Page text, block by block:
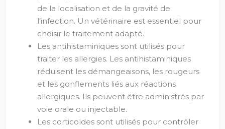
de la localisation et de la gravité de
l’infection. Un vétérinaire est essentiel pour
choisir le traitement adapté.
Les antihistaminiques sont utilisés pour
traiter les allergies. Les antihistaminiques
réduisent les démangeaisons, les rougeurs
et les gonflements liés aux réactions
allergiques. Ils peuvent être administrés par
voie orale ou injectable.
Les corticoïdes sont utilisés pour contrôler